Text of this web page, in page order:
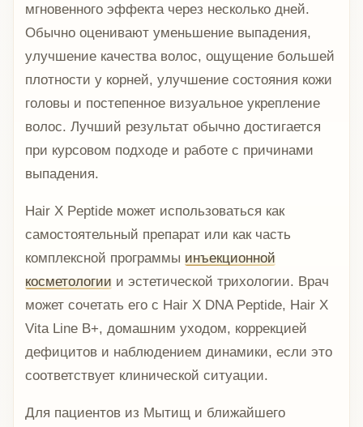
мгновенного эффекта через несколько дней.
Обычно оценивают уменьшение выпадения,
улучшение качества волос, ощущение большей
плотности у корней, улучшение состояния кожи
головы и постепенное визуальное укрепление
волос. Лучший результат обычно достигается
при курсовом подходе и работе с причинами
выпадения.
Hair X Peptide может использоваться как
самостоятельный препарат или как часть
комплексной программы инъекционной
косметологии и эстетической трихологии. Врач
может сочетать его с Hair X DNA Peptide, Hair X
Vita Line B+, домашним уходом, коррекцией
дефицитов и наблюдением динамики, если это
соответствует клинической ситуации.
Для пациентов из Мытищ и ближайшего